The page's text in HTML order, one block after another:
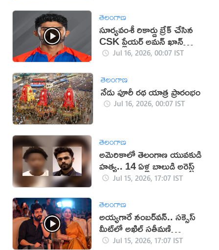
తెలంగాణ
సూర్యవంశీ రికార్డు బ్రేక్ చేసిన
CSK ప్లేయర్ అమన్ ఖాన్
(వీడియో)
Jul 16, 2026, 00:07 IST
తెలంగాణ
నేడు పూరీ రథ యాత్ర ప్రారంభం
Jul 16, 2026, 00:07 IST
తెలంగాణ
అమెరికాలో తెలంగాణ యువకుడి
హత్య.. 14 ఏళ్ల బాలుడి అరెస్ట్
Jul 15, 2026, 17:07 IST
తెలంగాణ
అయ్యగారే నంబర్‌వన్.. సక్సెస్‌
మీట్‌లో అఖిల్ సతీమణి
(వీడియో)
Jul 15, 2026, 17:07 IST